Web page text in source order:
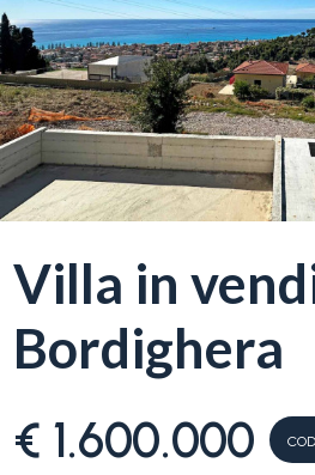
Villa in
Bordighera
€ 1.600.000
Chi
siamo
I
nostri
servizi
La
Liguria
Ricerca
Blog
Comune
Tipologia
-
multiscelta